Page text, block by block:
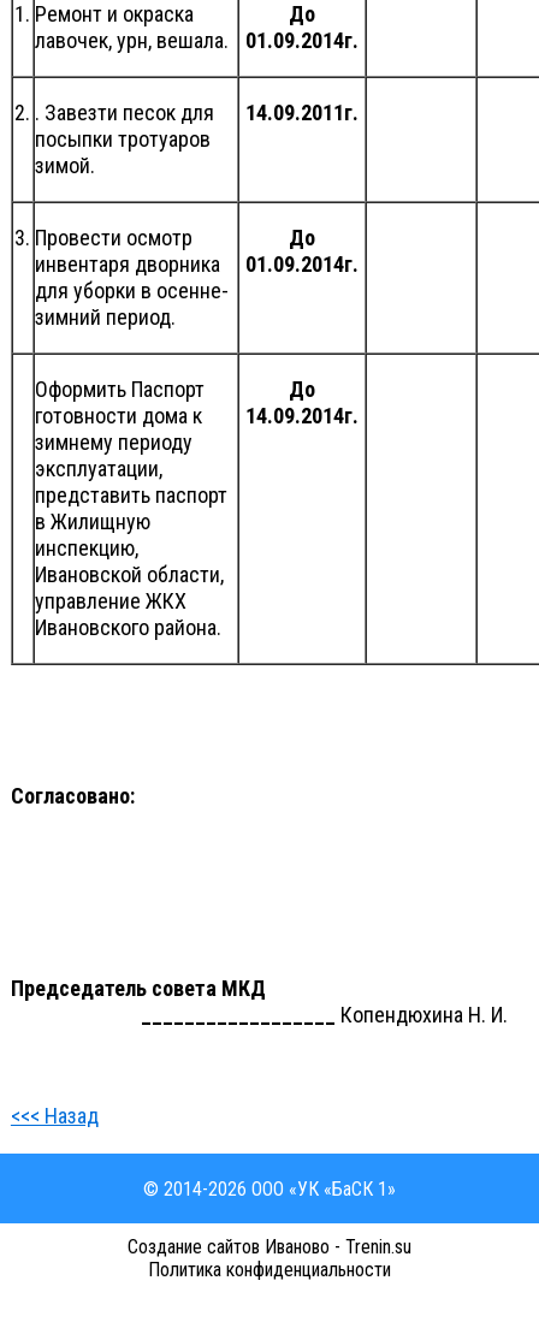
1. Ремонт и окраска
лавочек, урн, вешала.
До
01.09.2014г.
2. . Завезти песок для
посыпки тротуаров
зимой.
14.09.2011г.
3. Провести осмотр
инвентаря дворника
для уборки в осенне-
зимний период.
До
01.09.2014г.
Оформить Паспорт
готовности дома к
зимнему периоду
эксплуатации,
представить паспорт
в Жилищную
инспекцию,
Ивановской области,
управление ЖКХ
Ивановского района.
До
14.09.2014г.
Согласовано:
Председатель совета МКД
__________________ Копендюхина Н. И.
<<< Назад
© 2014-2026 ООО «УК «БаСК 1»
Cоздание сайтов Иваново - Trenin.su
Политика конфиденциальности